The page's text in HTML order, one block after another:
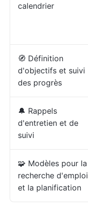
calendrier
🧭 Définition
d'objectifs et suivi
des progrès
🔔 Rappels
d'entretien et de
suivi
🧩 Modèles pour la
recherche d'emploi
et la planification